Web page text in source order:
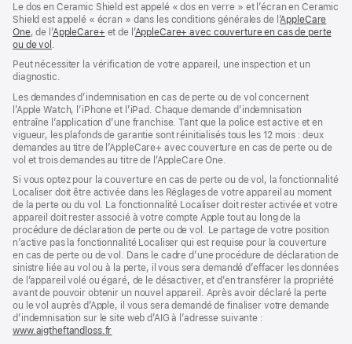
nouvelle
fenêtre)
Le dos en Ceramic Shield est appelé « dos en verre » et l’écran en Ceramic
Shield est appelé « écran » dans les conditions générales de l’AppleCare
One(s’ouvre
dans
nouvelle
fenêtre)
, de l’AppleCare+ (s’ouvre
nouvelle
et de l’AppleCare+ avec couverture en cas de perte
ou de vol
une
nouvelle
fenêtre)
Peut nécessiter la vérification de votre appareil, une inspection et un
diagnostic.
Les demandes d’indemnisation en cas de perte ou de vol concernent
l’Apple Watch, l’iPhone et l’iPad. Chaque demande d’indemnisation
entraîne l’application d’une franchise. Tant que la police est active et en
vigueur, les plafonds de garantie sont réinitialisés tous les 12 mois : deux
demandes au titre de l’AppleCare+ avec couverture en cas de perte ou de
vol et trois demandes au titre de l’AppleCare One.
Si vous optez pour la couverture en cas de perte ou de vol, la fonctionnalité
Localiser doit être activée dans les Réglages de votre appareil au moment
de la perte ou du vol. La fonctionnalité Localiser doit rester activée et votre
appareil doit rester associé à votre compte Apple tout au long de la
procédure de déclaration de perte ou de vol. Le partage de votre position
n’active pas la fonctionnalité Localiser qui est requise pour la couverture
en cas de perte ou de vol. Dans le cadre d’une procédure de déclaration de
sinistre liée au vol ou à la perte, il vous sera demandé d’effacer les données
de l’appareil volé ou égaré, de le désactiver, et d’en transférer la propriété
avant de pouvoir obtenir un nouvel appareil. Après avoir déclaré la perte
ou le vol auprès d’Apple, il vous sera demandé de finaliser votre demande
d’indemnisation sur le site web d’AIG à l’adresse suivante :
www.aigtheftandloss.fr